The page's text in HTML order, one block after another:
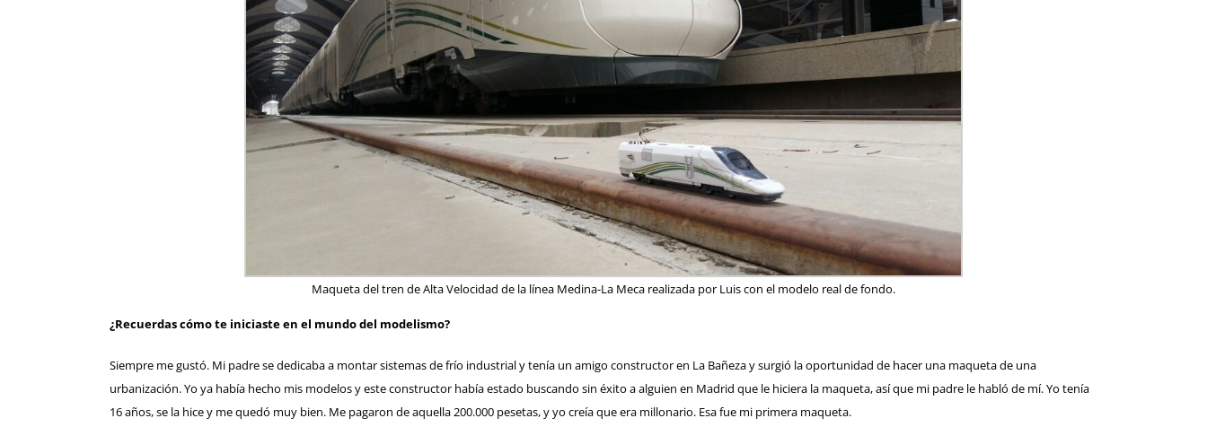
Maqueta del tren de Alta Velocidad de la línea Medina-La Meca realizada por Luis con el modelo real de fondo.
¿Recuerdas cómo te iniciaste en el mundo del modelismo?
Siempre me gustó. Mi padre se dedicaba a montar sistemas de frío industrial y tenía un amigo constructor en La Bañeza y surgió la oportunidad de hacer una maqueta de una
urbanización. Yo ya había hecho mis modelos y este constructor había estado buscando sin éxito a alguien en Madrid que le hiciera la maqueta, así que mi padre le habló de mí. Yo tenía
16 años, se la hice y me quedó muy bien. Me pagaron de aquella 200.000 pesetas, y yo creía que era millonario. Esa fue mi primera maqueta.